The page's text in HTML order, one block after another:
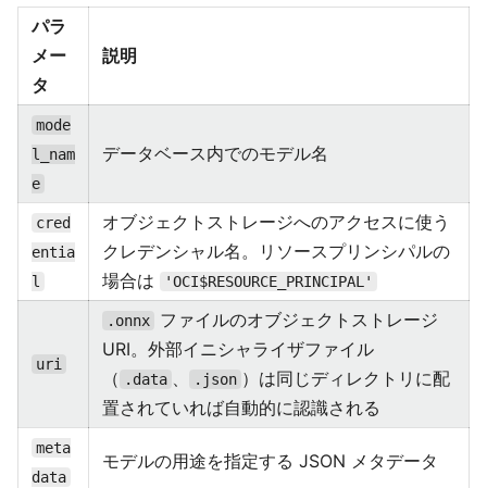
パラ
メー
タ
説明
mode
l_nam
e
データベース内でのモデル名
cred
entia
l
オブジェクトストレージへのアクセスに使う
クレデンシャル名。リソースプリンシパルの
場合は
'OCI$RESOURCE_PRINCIPAL'
uri
.onnx
ファイルのオブジェクトストレージ
URI。外部イニシャライザファイル
（ .data 、 .json ）は同じディレクトリに配
置されていれば自動的に認識される
meta
data
モデルの用途を指定する JSON メタデータ